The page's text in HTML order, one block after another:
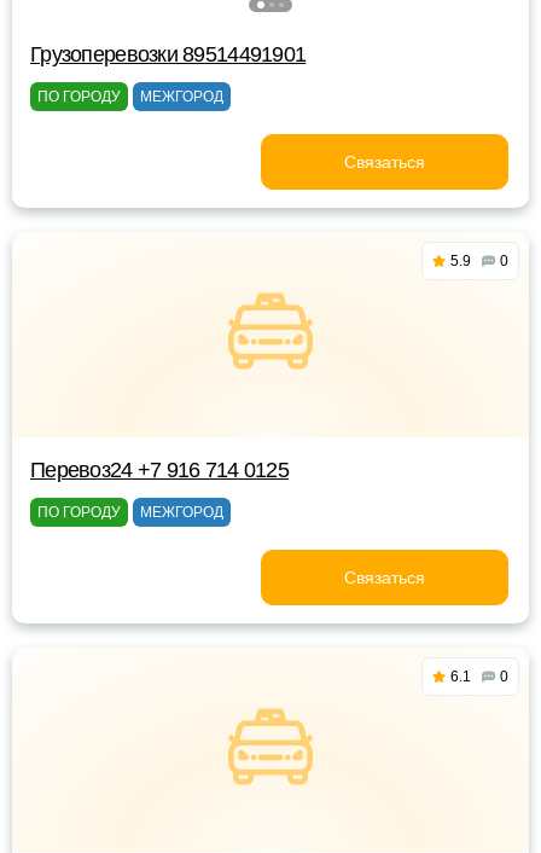
Грузоперевозки 89514491901
ПО ГОРОДУ МЕЖГОРОД
Связаться
5.9 0
Перевоз24 +7 916 714 0125
ПО ГОРОДУ МЕЖГОРОД
Связаться
6.1 0